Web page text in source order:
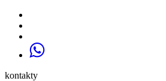
kontakty